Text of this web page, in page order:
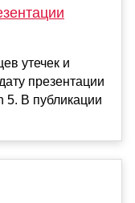
утечек и
презентации
5. В публикации